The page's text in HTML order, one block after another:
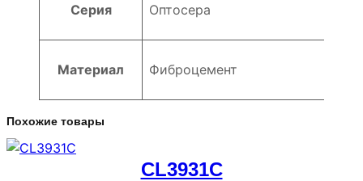
Серия Оптосера
Материал Фиброцемент
Похожие товары
CL3931C